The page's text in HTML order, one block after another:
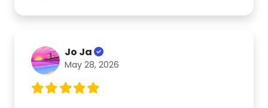
Jo Ja
May 28, 2026